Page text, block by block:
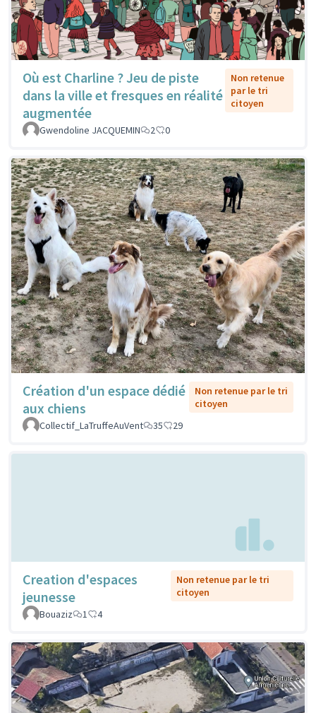
Où est Charline ? Jeu de piste
dans la ville et fresques en réalité
augmentée
Non retenue
par le tri
citoyen
Gwendoline JACQUEMIN 2 0
Création d'un espace dédié
aux chiens
Non retenue par le tri
citoyen
Collectif_LaTruffeAuVent
35 29
Creation d'espaces
jeunesse
Non retenue par le tri
citoyen
Bouaziz
1 4